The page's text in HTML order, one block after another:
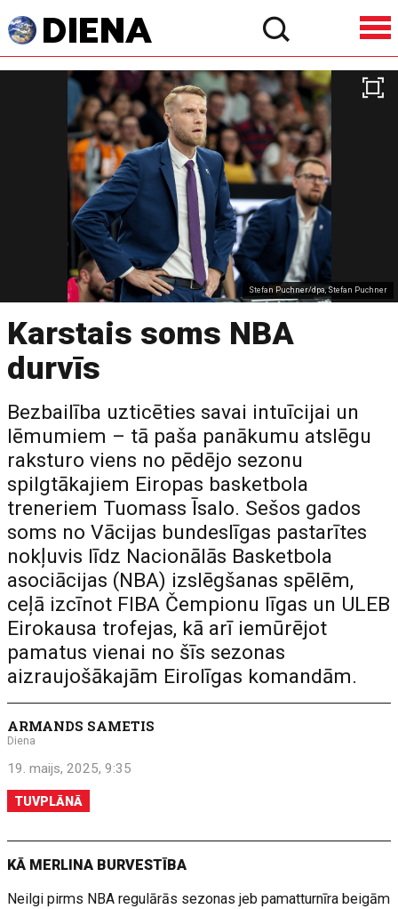
Stefan Puchner/dpa, Stefan Puchner
Karstais soms NBA
durvīs
Bezbailība uzticēties savai intuīcijai un
lēmumiem – tā paša panākumu atslēgu
raksturo viens no pēdējo sezonu
spilgtākajiem Eiropas basketbola
treneriem Tuomass Īsalo. Sešos gados
soms no Vācijas bundeslīgas pastarītes
nokļuvis līdz Nacionālās Basketbola
asociācijas (NBA) izslēgšanas spēlēm,
ceļā izcīnot FIBA Čempionu līgas un ULEB
Eirokausa trofejas, kā arī iemūrējot
pamatus vienai no šīs sezonas
aizraujošākajām Eirolīgas komandām.
ARMANDS SAMETIS
Diena
19. maijs, 2025, 9:35
TUVPLĀNĀ
KĀ MERLINA BURVESTĪBA
Neilgi pirms NBA regulārās sezonas jeb pamatturnīra beigām